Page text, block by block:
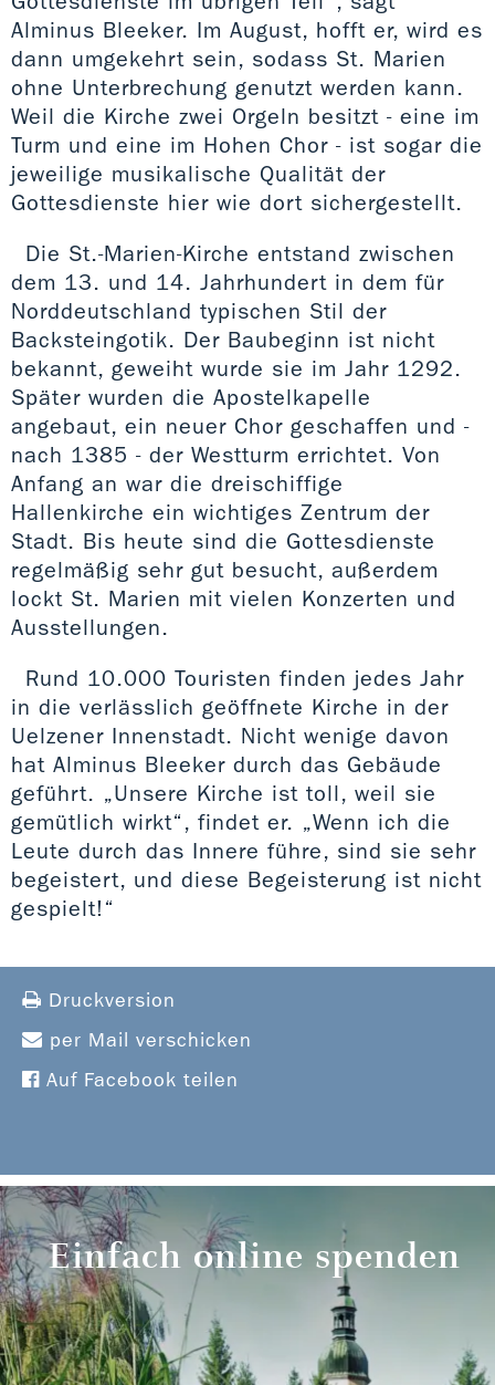
Alminus Bleeker. Im August, hofft er, wird es
dann umgekehrt sein, sodass St. Marien
ohne Unterbrechung genutzt werden kann.
Weil die Kirche zwei Orgeln besitzt - eine im
Turm und eine im Hohen Chor - ist sogar die
jeweilige musikalische Qualität der
Gottesdienste hier wie dort sichergestellt.
Die St.-Marien-Kirche entstand zwischen
dem 13. und 14. Jahrhundert in dem für
Norddeutschland typischen Stil der
Backsteingotik. Der Baubeginn ist nicht
bekannt, geweiht wurde sie im Jahr 1292.
Später wurden die Apostelkapelle
angebaut, ein neuer Chor geschaffen und -
nach 1385 - der Westturm errichtet. Von
Anfang an war die dreischiffige
Hallenkirche ein wichtiges Zentrum der
Stadt. Bis heute sind die Gottesdienste
regelmäßig sehr gut besucht, außerdem
lockt St. Marien mit vielen Konzerten und
Ausstellungen.
Rund 10.000 Touristen finden jedes Jahr
in die verlässlich geöffnete Kirche in der
Uelzener Innenstadt. Nicht wenige davon
hat Alminus Bleeker durch das Gebäude
geführt. „Unsere Kirche ist toll, weil sie
gemütlich wirkt“, findet er. „Wenn ich die
Leute durch das Innere führe, sind sie sehr
begeistert, und diese Begeisterung ist nicht
gespielt!“
Druckversion
per Mail verschicken
Auf Facebook teilen
Einfach online spenden